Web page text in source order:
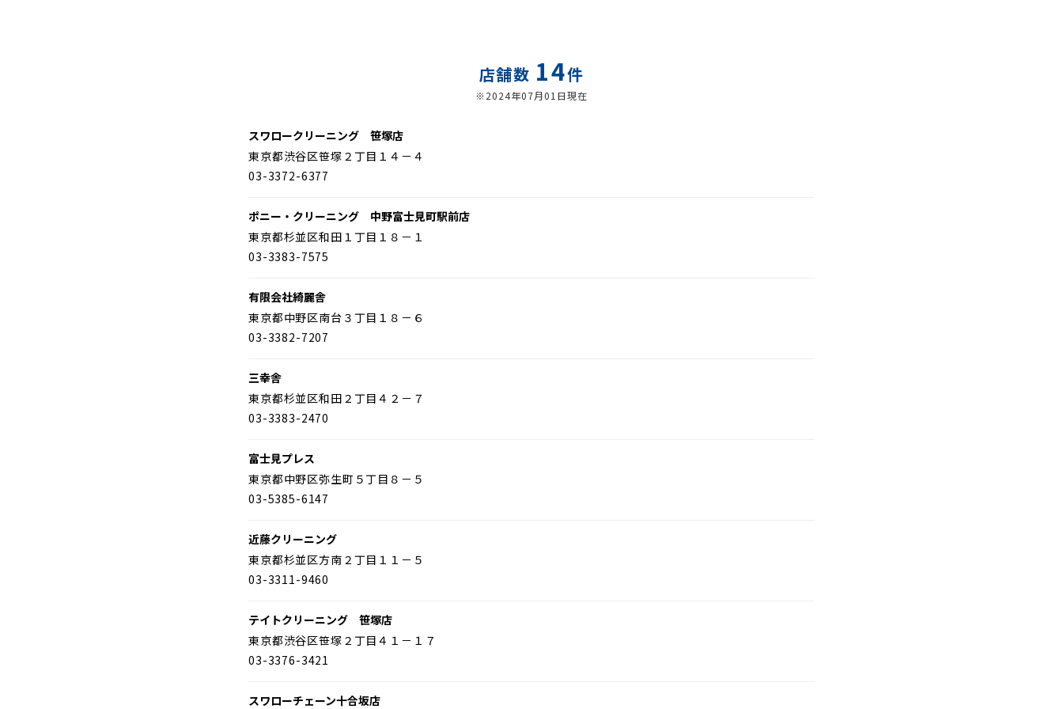
店舗数 14件
※2024年07月01日現在
スワロークリーニング 笹塚店
東京都渋谷区笹塚２丁目１４－４
03-3372-6377
ポニー・クリーニング 中野富士見町駅前店
東京都杉並区和田１丁目１８－１
03-3383-7575
有限会社綺麗舎
東京都中野区南台３丁目１８－６
03-3382-7207
三幸舎
東京都杉並区和田２丁目４２－７
03-3383-2470
富士見プレス
東京都中野区弥生町５丁目８－５
03-5385-6147
近藤クリーニング
東京都杉並区方南２丁目１１－５
03-3311-9460
テイトクリーニング 笹塚店
東京都渋谷区笹塚２丁目４１－１７
03-3376-3421
スワローチェーン十合坂店